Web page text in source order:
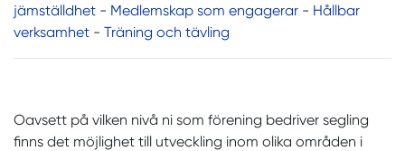
jämställdhet - Medlemskap som engagerar - Hållbar
verksamhet - Träning och tävling
Oavsett på vilken nivå ni som förening bedriver segling
finns det möjlighet till utveckling inom olika områden i